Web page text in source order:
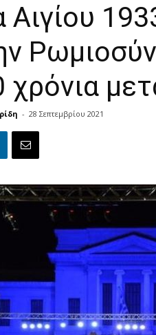
χρόνια
- 28 Σεπτεμβρίου 2021